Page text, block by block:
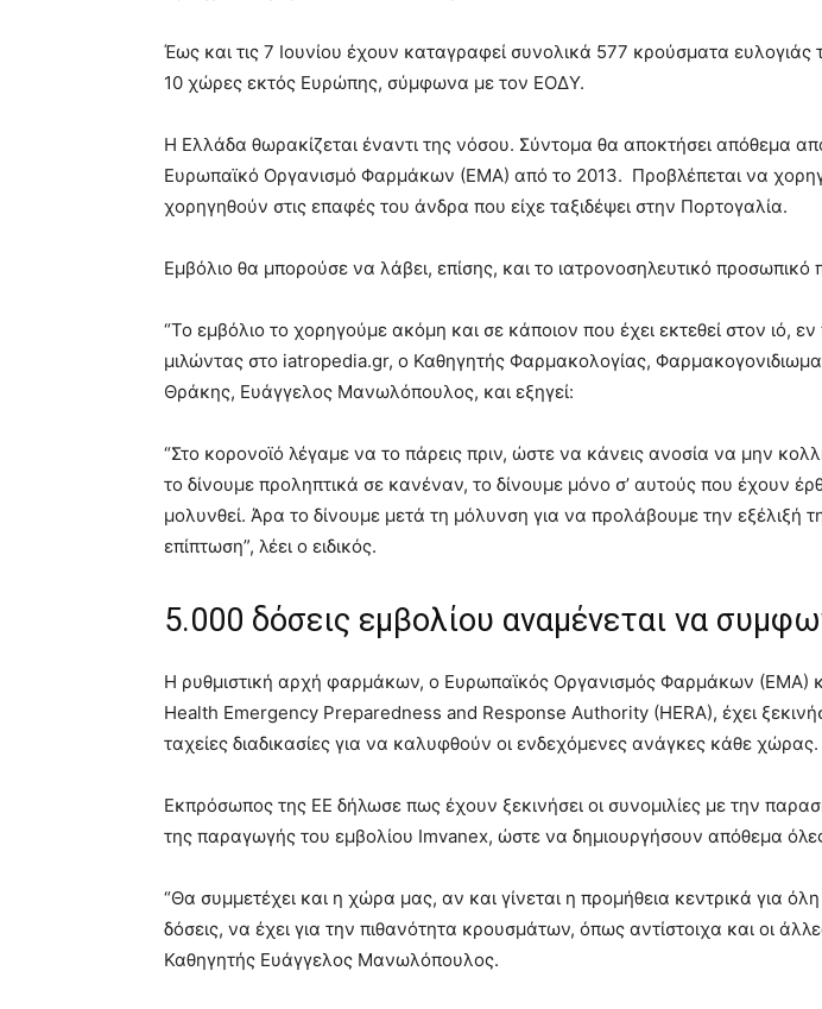
Έως και τις 7 Ιουνίου έχουν καταγραφεί συνολικά 577 κρούσματα
10 χώρες εκτός Ευρώπης, σύμφωνα με τον ΕΟΔΥ.
Η Ελλάδα θωρακίζεται έναντι της νόσου. Σύντομα θα αποκτήσει απόθεμα
Ευρωπαϊκό Οργανισμό Φαρμάκων (ΕΜΑ) από το 2013. Προβλέπεται να
χορηγηθούν στις επαφές του άνδρα που είχε ταξιδέψει στην Πορτογαλία.
Εμβόλιο θα μπορούσε να λάβει, επίσης, και το ιατρονοσηλευτικό προσωπικό
“Το εμβόλιο το χορηγούμε ακόμη και σε κάποιον που έχει εκτεθεί στον ιό,
μιλώντας στο iatropedia.gr, ο Καθηγητής Φαρμακολογίας,
Θράκης, Ευάγγελος Μανωλόπουλος, και εξηγεί:
“Στο κορονοϊό λέγαμε να το πάρεις πριν, ώστε να κάνεις ανοσία να μην
το δίνουμε προληπτικά σε κανέναν, το δίνουμε μόνο σ’ αυτούς που έχουν
μολυνθεί. Άρα το δίνουμε μετά τη μόλυνση για να προλάβουμε την εξέλιξή
επίπτωση”, λέει ο ειδικός.
5.000 δόσεις εμβολίου αναμένεται να
Η ρυθμιστική αρχή φαρμάκων, ο Ευρωπαϊκός Οργανισμός Φαρμάκων (ΕΜΑ)
Health Emergency Preparedness and Response Authority (HERA), έχει
ταχείες διαδικασίες για να καλυφθούν οι ενδεχόμενες ανάγκες κάθε χώρας.
Εκπρόσωπος της ΕΕ δήλωσε πως έχουν ξεκινήσει οι συνομιλίες με την
της παραγωγής του εμβολίου Imvanex, ώστε να δημιουργήσουν απόθεμα
“Θα συμμετέχει και η χώρα μας, αν και γίνεται η προμήθεια κεντρικά για
δόσεις, να έχει για την πιθανότητα κρουσμάτων, όπως αντίστοιχα και οι
Καθηγητής Ευάγγελος Μανωλόπουλος.